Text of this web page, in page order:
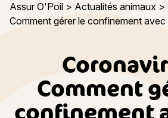
Assur O'Poil > Actualités animaux >
Comment gérer le confinement avec
Comment
confinement